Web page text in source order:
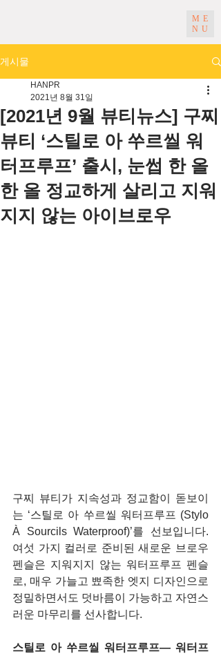
ME
NU
게시물
[2021년 9월 뷰티뉴스] 구찌
뷰티 ‘스틸로 아 쑤르씰 워
터프루프’ 출시, 눈썹 한 올
한 올 정교하게 살리고 지워
지지 않는 아이브로우
HANPR
2021년 8월 31일
구찌 뷰티가 지속성과 정교함이 돋보이
는 ‘스틸로 아 쑤르씰 워터프루프 (Stylo
À Sourcils Waterproof)’를 선보입니다.
여섯 가지 컬러로 준비된 새로운 브로우
펜슬은 지워지지 않는 워터프루프 펜슬
로, 매우 가늘고 뾰족한 엣지 디자인으로
정밀하면서도 덧바름이 가능하고 자연스
러운 마무리를 선사합니다.
스틸로 아 쑤르씰 워터프루프— 워터프